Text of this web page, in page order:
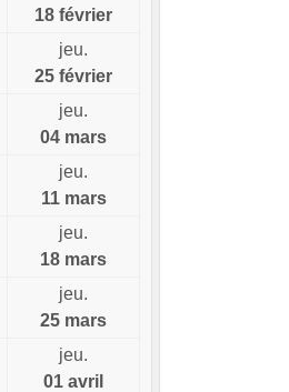
18 février
jeu.
25 février
jeu.
04 mars
jeu.
11 mars
jeu.
18 mars
jeu.
25 mars
jeu.
01 avril